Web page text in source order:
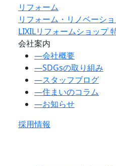
リフォーム
リフォーム・リノベーシ
LIXILリフォームショップ
会社案内
―会社概要
―SDGsの取り組み
―スタッフブログ
―住まいのコラム
―お知らせ
採用情報